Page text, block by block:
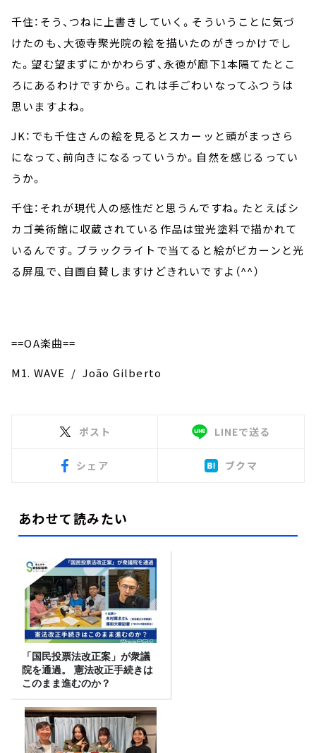
千住：そう、つねに上書きしていく。そういうことに気づ
けたのも、大徳寺聚光院の絵を描いたのがきっかけでし
た。望む望まずにかかわらず、永徳が廊下1本隔てたとこ
ろにあるわけですから。これは手ごわいなってふつうは
思いますよね。
JK：でも千住さんの絵を見るとスカーッと頭がまっさら
になって、前向きになるっていうか。自然を感じるってい
うか。
千住：それが現代人の感性だと思うんですね。たとえばシ
カゴ美術館に収蔵されている作品は蛍光塗料で描かれて
いるんです。ブラックライトで当てると絵がビカーンと光
る屏風で、自画自賛しますけどきれいですよ（^^）
==OA楽曲==
M1. WAVE / João Gilberto
ポスト LINEで送る
シェア ブクマ
あわせて読みたい
「国民投票法改正案」が衆議
院を通過。 憲法改正手続きは
このまま進むのか？